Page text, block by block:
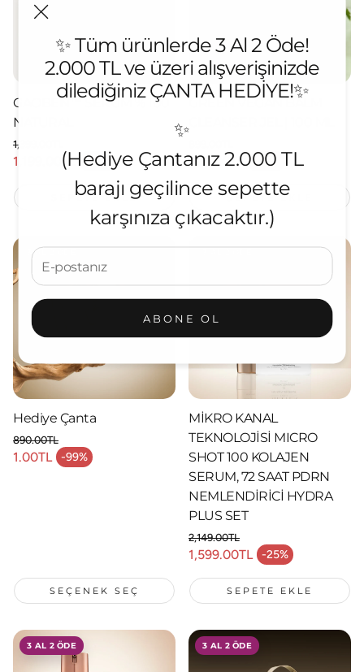
✨ Tüm ürünlerde 3 Al 2 Öde!
2.000 TL ve üzeri alışverişinizde
dilediğiniz ÇANTA HEDİYE!✨
✨
(Hediye Çantanız 2.000 TL
barajı geçilince sepette
karşınıza çıkacaktır.)
ABONE OL
GAOBEN™ SERUM % 100
NATURAL
1,199.00TL -14%
İndirimli fiyat
Normal fiyat
1,399.00TL
SEPETE EKLE
GREEN VEGAN BALM
699.00TL -22%
İndirimli fiyat
Normal fiyat
SEPETE EKLE
3 AL 2 ÖDE
Hediye Çanta
1.00TL -99%
İndirimli fiyat
Normal fiyat
890.00TL
SEÇENEK SEÇ
MİKRO KANAL
TEKNOLOJİSİ MICRO
SHOT 100 KOLAJEN
SERUM, 72 SAAT PDRN
NEMLENDİRİCİ HYDRA
PLUS SET
1,599.00TL -25%
İndirimli fiyat
Normal fiyat
2,149.00TL
SEPETE EKLE
3 AL 2 ÖDE 3 AL 2 ÖDE